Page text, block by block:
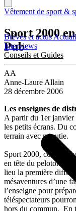
Brèves et actus
Interviews
Conseils et Guides
Vêtement de sport &
Sport 2000
Pub
AA
Anne-Laure Allain
28 décembre 2006
Les enseignes de
A partir du 1er janvier
les petits écrans. Du
terrain avec minutie.
Sport 2000,
en tête du peloton.
lieu la première
mésaventures d’une
l’enseigne pour
téléspectateurs
hors du commun. En